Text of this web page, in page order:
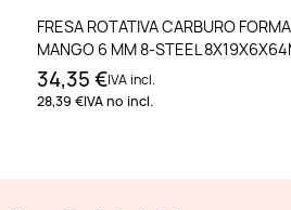
FRESA ROTATIVA CARBURO
MANGO 6 MM 8-STEEL
34,35 €IVA incl.
28,39 €IVA no incl.